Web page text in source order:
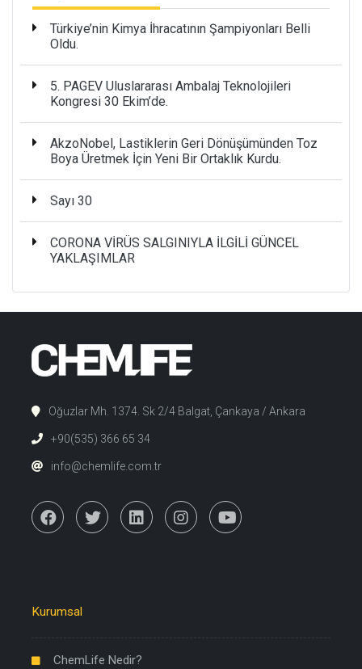
Türkiye’nin Kimya İhracatının Şampiyonları Belli
Oldu.
5. PAGEV Uluslararası Ambalaj Teknolojileri
Kongresi 30 Ekim’de.
AkzoNobel, Lastiklerin Geri Dönüşümünden Toz
Boya Üretmek İçin Yeni Bir Ortaklık Kurdu.
Sayı 30
CORONA VİRÜS SALGINIYLA İLGİLİ GÜNCEL
YAKLAŞIMLAR
Oğuzlar Mh. 1374. Sk 2/4 Balgat, Çankaya / Ankara
+90(535) 366 65 34
info@chemlife.com.tr
Kurumsal
ChemLife Nedir?